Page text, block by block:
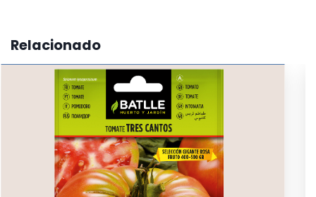
Relacionado